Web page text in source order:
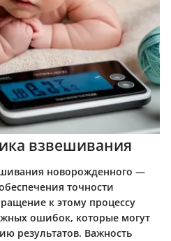
взвешивания
новорожденного —
точности
к этому процессу
ошибок, которые могут
результатов. Важность